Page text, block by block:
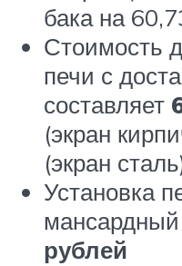
бака на
Стоимость
печи с
составляет
(экран
(экран
Установка
рублей